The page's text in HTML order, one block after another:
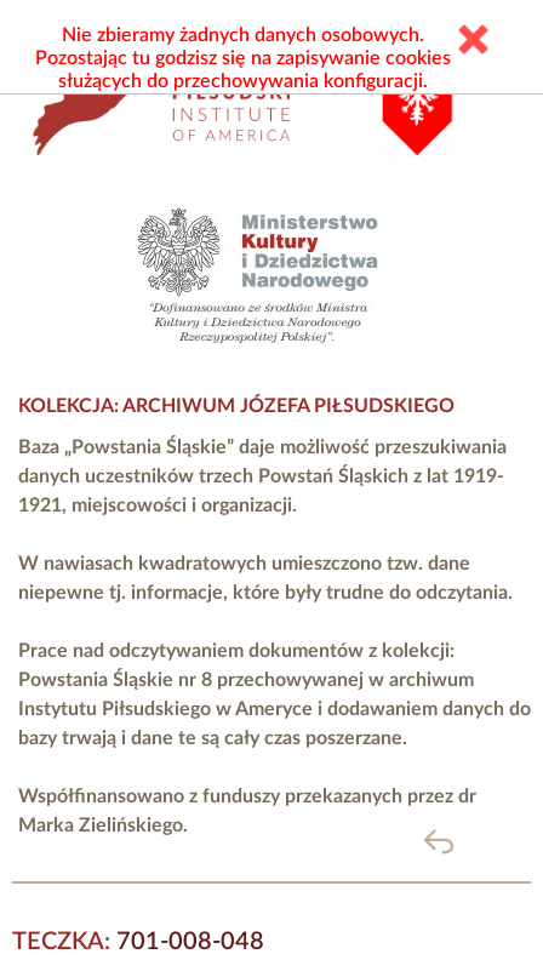
KOLEKCJA: ARCHIWUM JÓZEFA PIŁSUDSKIEGO
Baza „Powstania Śląskie” daje możliwość przeszukiwania
danych uczestników trzech Powstań Śląskich z lat 1919-
1921, miejscowości i organizacji.
W nawiasach kwadratowych umieszczono tzw. dane
niepewne tj. informacje, które były trudne do odczytania.
Prace nad odczytywaniem dokumentów z kolekcji:
Powstania Śląskie nr 8 przechowywanej w archiwum
Instytutu Piłsudskiego w Ameryce i dodawaniem danych do
bazy trwają i dane te są cały czas poszerzane.
Współfinansowano z funduszy przekazanych przez dr
Marka Zielińskiego.
powrót
TECZKA: 701-008-048
Nie zbieramy żadnych danych osobowych.
Pozostając tu godzisz się na zapisywanie cookies
służących do przechowywania konfiguracji.